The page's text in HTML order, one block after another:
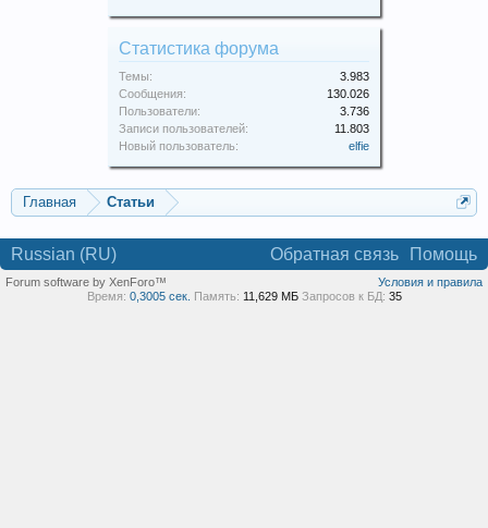
Статистика форума
Темы:
3.983
Сообщения:
130.026
Пользователи:
3.736
Записи пользователей:
11.803
Новый пользователь:
elfie
Главная Статьи
Russian (RU) Обратная связь Помощь
Условия и правила
Forum software by XenForo™
Время: 0,3005 сек. Память: 11,629 МБ Запросов к БД: 35